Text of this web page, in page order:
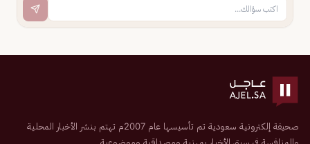
صحيفة إلكترونية سعودية تم تأسيسها عام 2007م تهتم بنشر الأخبار المحلية